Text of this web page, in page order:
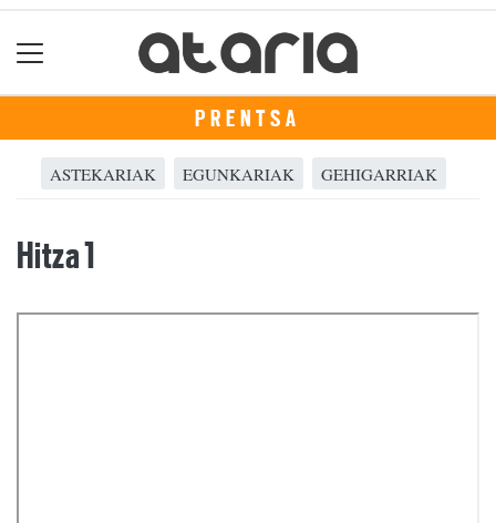
PRENTSA
ASTEKARIAK EGUNKARIAK GEHIGARRIAK
Hitza 1